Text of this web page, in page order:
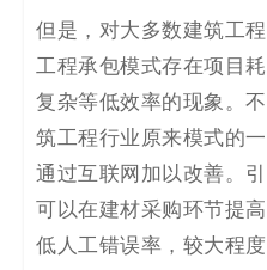
但是，对大多数建筑工
工程承包模式存在项目
复杂等低效率的现象。
筑工程行业原来模式的
通过互联网加以改善。
可以在建材采购环节提
低人工错误率，较大程